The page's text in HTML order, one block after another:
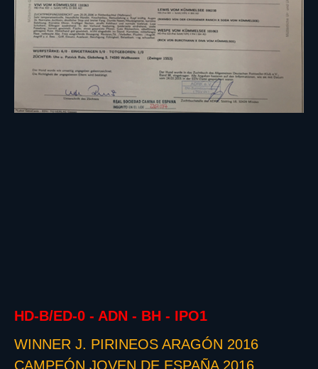
HD-B/ED-0 - ADN - BH - IPO1
WINNER J. PIRINEOS ARAGÓN 2016
CAMPEÓN JOVEN DE ESPAÑA 2016